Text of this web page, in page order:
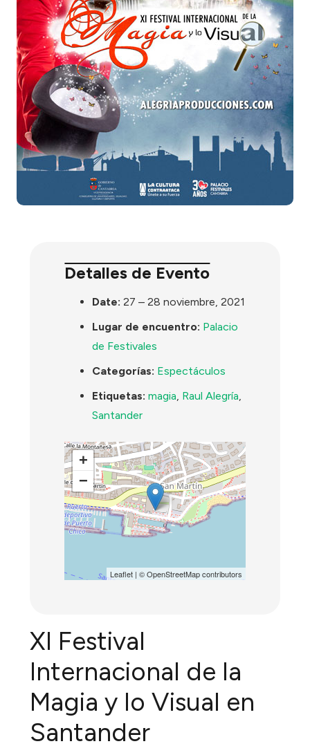
Detalles de Evento
Date: 27 –28 noviembre, 2021
Lugar de encuentro: Palacio
de Festivales
Categorías: Espectáculos
Etiquetas: magia, Raul Alegría,
Santander
+
−
Leaflet| ©OpenStreetMapcontributors
XI Festival
Internacional de la
Magia y lo Visual en
Santander